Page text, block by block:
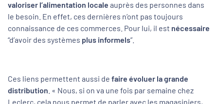
valoriser l’alimentation locale auprès des personnes dans
le besoin. En effet, ces dernières n’ont pas toujours
connaissance de ces commerces. Pour lui, il est nécessaire
“d’avoir des systèmes plus informels”.
Ces liens permettent aussi de faire évoluer la grande
distribution « Nous, si on va une fois par semaine chez
Leclerc, cela nous permet de parler avec les magasiniers,